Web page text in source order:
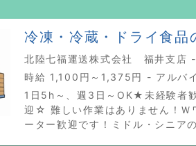
冷凍・冷蔵・ドライ食品
北陸七福運送株式会社 福井支店
時給 1,100円～1,375円 - アルバ
1日5h～、週3日～OK★未経験者
迎☆ 難しい作業はありません！Ｗ
ーター歓迎です！ミドル・シニア